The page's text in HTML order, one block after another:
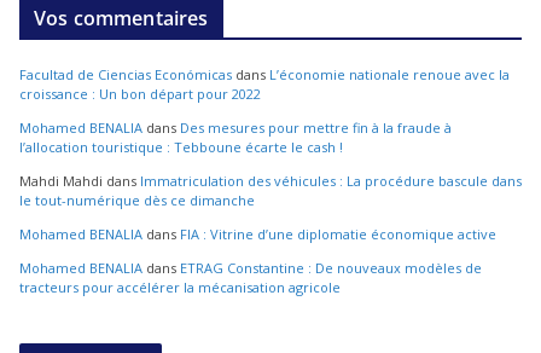
Vos commentaires
Facultad de Ciencias Económicas dans L’économie nationale renoue avec la
croissance : Un bon départ pour 2022
Mohamed BENALIA dans Des mesures pour mettre fin à la fraude à
l’allocation touristique : Tebboune écarte le cash !
Mahdi Mahdi dans Immatriculation des véhicules : La procédure bascule dans
le tout-numérique dès ce dimanche
Mohamed BENALIA dans FIA : Vitrine d’une diplomatie économique active
Mohamed BENALIA dans ETRAG Constantine : De nouveaux modèles de
tracteurs pour accélérer la mécanisation agricole